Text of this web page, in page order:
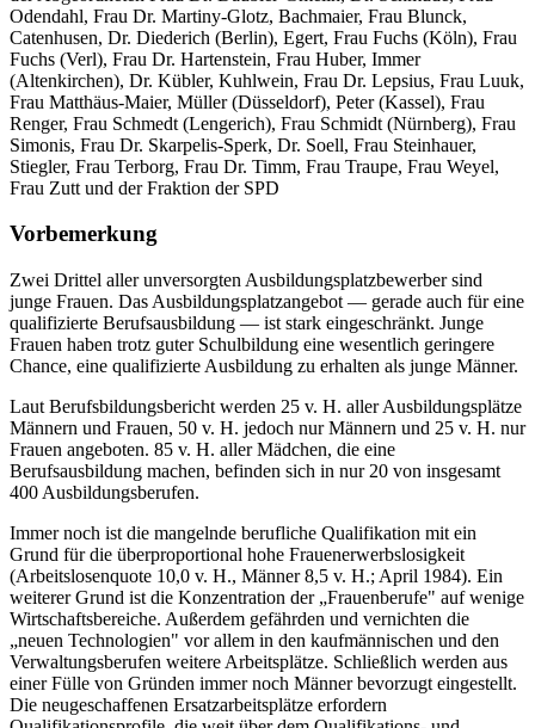
Odendahl, Frau Dr. Martiny-Glotz, Bachmaier, Frau Blunck,
Catenhusen, Dr. Diederich (Berlin), Egert, Frau Fuchs (Köln), Frau
Fuchs (Verl), Frau Dr. Hartenstein, Frau Huber, Immer
(Altenkirchen), Dr. Kübler, Kuhlwein, Frau Dr. Lepsius, Frau Luuk,
Frau Matthäus-Maier, Müller (Düsseldorf), Peter (Kassel), Frau
Renger, Frau Schmedt (Lengerich), Frau Schmidt (Nürnberg), Frau
Simonis, Frau Dr. Skarpelis-Sperk, Dr. Soell, Frau Steinhauer,
Stiegler, Frau Terborg, Frau Dr. Timm, Frau Traupe, Frau Weyel,
Frau Zutt und der Fraktion der SPD
Vorbemerkung
Zwei Drittel aller unversorgten Ausbildungsplatzbewerber sind
junge Frauen. Das Ausbildungsplatzangebot — gerade auch für eine
qualifizierte Berufsausbildung — ist stark eingeschränkt. Junge
Frauen haben trotz guter Schulbildung eine wesentlich geringere
Chance, eine qualifizierte Ausbildung zu erhalten als junge Männer.
Laut Berufsbildungsbericht werden 25 v. H. aller Ausbildungsplätze
Männern und Frauen, 50 v. H. jedoch nur Männern und 25 v. H. nur
Frauen angeboten. 85 v. H. aller Mädchen, die eine
Berufsausbildung machen, befinden sich in nur 20 von insgesamt
400 Ausbildungsberufen.
Immer noch ist die mangelnde berufliche Qualifikation mit ein
Grund für die überproportional hohe Frauenerwerbslosigkeit
(Arbeitslosenquote 10,0 v. H., Männer 8,5 v. H.; April 1984). Ein
weiterer Grund ist die Konzentration der „Frauenberufe" auf wenige
Wirtschaftsbereiche. Außerdem gefährden und vernichten die
„neuen Technologien" vor allem in den kaufmännischen und den
Verwaltungsberufen weitere Arbeitsplätze. Schließlich werden aus
einer Fülle von Gründen immer noch Männer bevorzugt eingestellt.
Die neugeschaffenen Ersatzarbeitsplätze erfordern